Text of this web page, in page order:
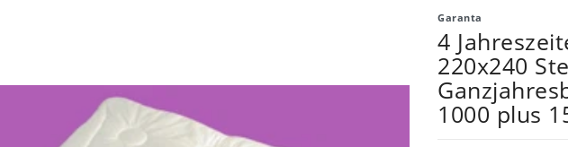
Garanta
4
220x240
1000 plus